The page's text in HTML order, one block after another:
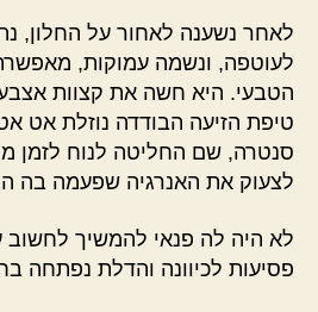
לאחר נשענה לאחור על החלון,
לעוטפה, ונשמה עמוקות,
הטבעי. היא חשה את קצוות
טיפת הזיעה הבודדה נוזלת אט
סנטרה, שם החליטה לנוח לזמן
לצעוק את האנרגיה שפעמה בה
לא היה לה פנאי להמשיך
פסיעות לכיוונה והדלת נפתחה